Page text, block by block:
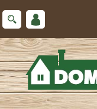
na
obsah